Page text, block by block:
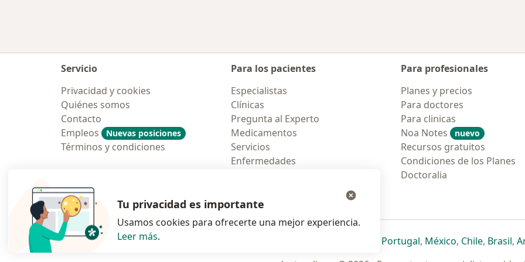
Servicio
Privacidad y cookies
Quiénes somos
Contacto
Empleos
Nuevas posiciones
Términos y condiciones
Para los pacientes
Especialistas
Clínicas
Pregunta al Experto
Medicamentos
Servicios
Enfermedades
Para profesionales
Planes y precios
Para doctores
Para clinicas
Noa Notes
nuevo
Recursos gratuitos
Condiciones de los Planes
Doctoralia
Polska se abre en una nueva pestaña
se abre en una nueva pestaña
se abre en una nueva pestaña
se abre en una nueva pestaña
Portugalse abre en una nueva
, Méxicose abre en una
, Chilese abre
, Brasilse
,
Tu privacidad es importante
Usamos cookies para ofrecerte una mejor experiencia.
Leer más.